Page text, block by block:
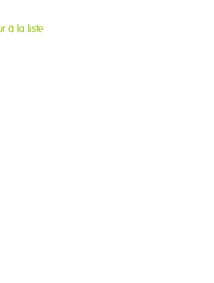
à la liste